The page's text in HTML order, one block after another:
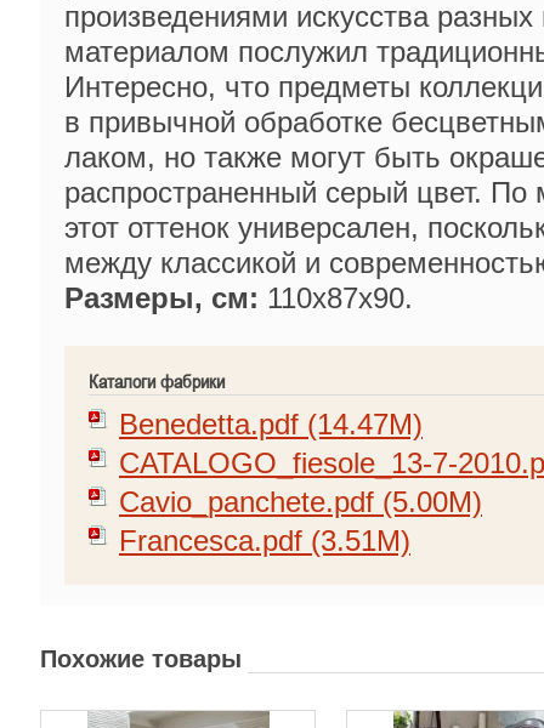
произведениями искусства
материалом послужил
Интересно, что предметы
в привычной обработке
лаком, но также могут быть
распространенный серый цвет. По
этот оттенок универсален,
между классикой и
Размеры, см: 110х87х90.
Каталоги фабрики
Benedetta.pdf (14.47M)
CATALOGO_fiesole_13-7-
Cavio_panchete.pdf (5.00M)
Francesca.pdf (3.51M)
Похожие товары